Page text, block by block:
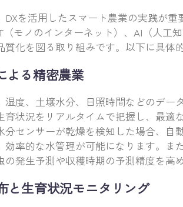
を活用したスマート農業の実践が
（モノのインターネット）、AI（人工
化を図る取り組みです。以下に具体
よる精密農業
度、土壌水分、日照時間などのデー
状況をリアルタイムで把握し、最適
センサーが乾燥を検知した場合、自
率的な水管理が可能になります。ま
発生予測や収穫時期の予測精度を高
と生育状況モニタリング